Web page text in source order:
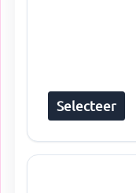
Selecteer